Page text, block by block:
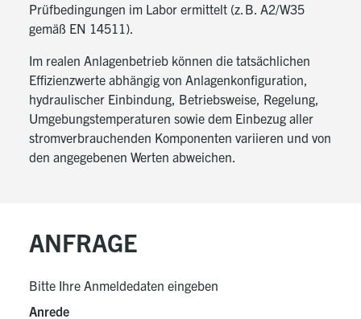
Ansteuerung eines zweiten Wärmeerzeugers
möglich
Zirkulationspumpenansteuerung über
Zeitprogramm
Optimal geeigent für die Einbindung einer PV-
Anlage
Automatische Sollwertanhebung über Smart
Grid Funktion
PV Strom genutzt und dem Angebot
Schwimmbadeinbindung
Zwei elektrische Heizstäbe und die
Prüfbedingungen im Labor ermittelt (z. B. A2/W35
gemäß EN 14511).
Im realen Anlagenbetrieb können die tatsächlichen
Effizienzwerte abhängig von Anlagenkonfiguration,
hydraulischer Einbindung, Betriebsweise, Regelung,
Umgebungstemperaturen sowie dem Einbezug aller
stromverbrauchenden Komponenten variieren und von
den angegebenen Werten abweichen.
ANFRAGE
Bitte Ihre Anmeldedaten eingeben
Anrede